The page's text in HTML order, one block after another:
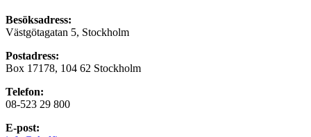
Besöksadress:
Västgötagatan 5, Stockholm
Postadress:
Box 17178, 104 62 Stockholm
Telefon:
08-523 29 800
E-post: